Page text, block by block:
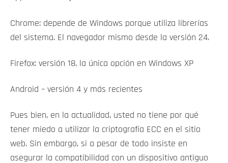
Chrome: depende de Windows porque utiliza librerías
del sistema. El navegador mismo desde la versión 24.
Firefox: versión 18, la única opción en Windows XP
Android – versión 4 y más recientes
Pues bien, en la actualidad, usted no tiene por qué
tener miedo a utilizar la criptografía ECC en el sitio
web. Sin embargo, si a pesar de todo insiste en
asegurar la compatibilidad con un dispositivo antiguo